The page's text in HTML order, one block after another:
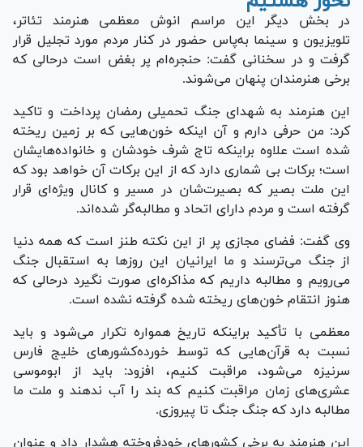
در بخش دیگر این مراسم انوش معظمی هنرمند تئاتر،
تلویزیون و سینما به‌پاس حضور در کنار مردم مورد تجلیل قرار
گرفت و در سخنانی گفت: حنجره‌ام پر بغض است درحالی که
برخی هنرمندان پنهان می‌شوند.
این هنرمند به شهدای جنگ تحمیلی رمضان پرداخت و تاکید
کرد: من حرفی دارم و آن اینکه خون‌هایی که بر زمین ریخته
شده است علاوه براینکه تاج شرف خودشان و خانواده‌هایشان
است؛ برکات بی شماری دارد که از این برکات آن خواهد بود که
این ملت بصیر که بصیرت‌شان در مسیر و کانال ویژه‌ای قرار
گرفته است و مردم دارای اتحاد و مطالبه‌گر شده‌اند.
وی گفت: فضای مجازی پر از این نکته طنز است که همه دنیا
از جنگ می‌ترسند و ما ایرانیان این روز‌ها به استقبال جنگ
می‌رویم و مطالبه داریم که مذاکره‌ای صورت نگیرد درحالی که
هنوز انتقام خون‌های ریخته شده گرفته نشده است.
معظمی با تأکید براینکه تاریخ همواره تکرار می‌شود و باید
نسبت به قرآن‌هایی که توسط خورده‌کشور‌های خلیج فارس
سرنیزه می‌شود، مراقبت کنیم، افزود: باید از ابوموسی
عشری‌های زمان مراقبت کنیم که بند را آب ندهند و ملت ما
مطالبه دارد که جنگ جنگ تا پیروزی.
این هنرمند به برخی کشور‌های خودفروخته هشدار داد و عنوان